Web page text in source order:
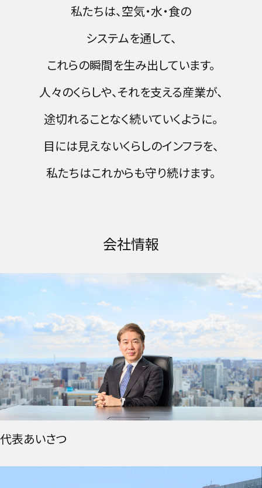
私たちは、空気・水・食の
システムを通して、
これらの瞬間を生み出しています。
人々のくらしや、それを支える産業が、
途切れることなく続いていくように。
目には見えないくらしのインフラを、
私たちはこれからも守り続けます。
会社情報
代表あいさつ